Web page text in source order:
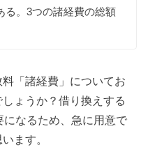
る。3つの諸経費の総額
「諸経費」についてお
ょうか？借り換えする
なるため、急に用意で
ます。